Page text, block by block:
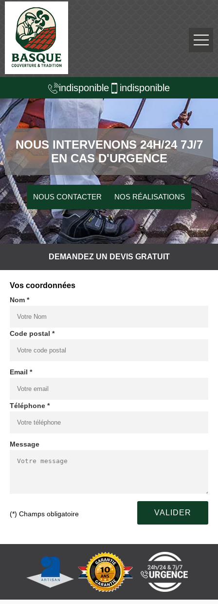
indisponible indisponible
NOUS INTERVENONS 24H/24 7J/7
EN CAS D'URGENCE
NOUS CONTACTER NOS RÉALISATIONS
DEMANDEZ UN DEVIS GRATUIT
Vos coordonnées
Nom *
Code postal *
Email *
Téléphone *
Message
(*) Champs obligatoire